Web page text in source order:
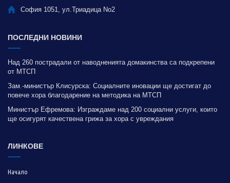
София 1051, ул.Триадица No2
ПОСЛЕДНИ НОВИНИ
Над 260 пострадали от наводненията домакинства са подкрепени
от МТСП
Зам.-министър Клисурска: Социалните иновации ще достигат до
повече хора благодарение на методика на МТСП
Министър Ефремова: Изграждаме над 200 социални услуги, които
ще осигурят качествена грижа за хора с увреждания
ЛИНКОВЕ
Начало